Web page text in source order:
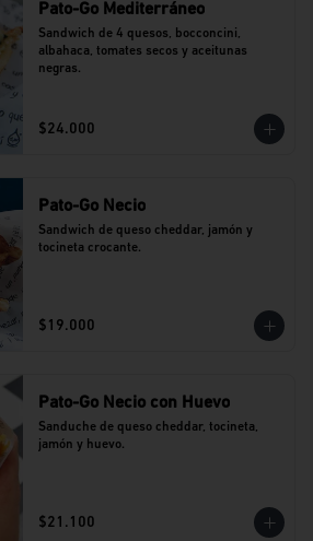
Pato-Go Mediterráneo
Sandwich de 4 quesos, bocconcini,
albahaca, tomates secos y aceitunas
negras.
$24.000
Pato-Go Necio
Sandwich de queso cheddar, jamón y
tocineta crocante.
$19.000
Pato-Go Necio con Huevo
Sanduche de queso cheddar, tocineta,
jamón y huevo.
$21.100